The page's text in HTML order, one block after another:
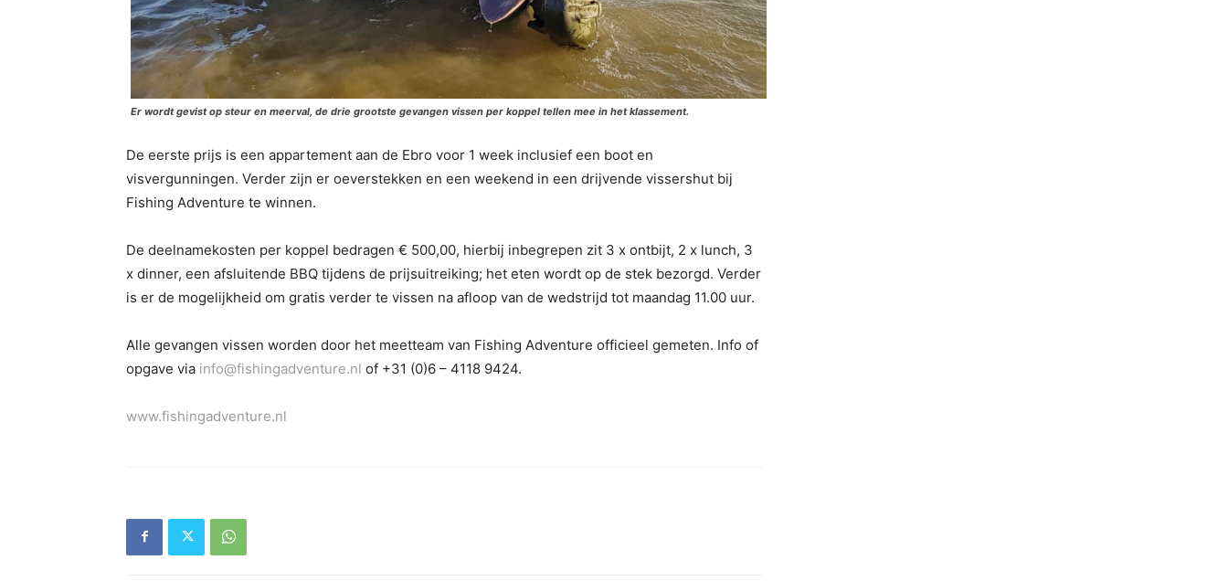
Er wordt gevist op steur en meerval, de drie grootste gevangen vissen per koppel tellen mee in het klassement.
De eerste prijs is een appartement aan de Ebro voor 1 week inclusief een boot en
visvergunningen. Verder zijn er oeverstekken en een weekend in een drijvende vissershut bij
Fishing Adventure te winnen.
De deelnamekosten per koppel bedragen € 500,00, hierbij inbegrepen zit 3 x ontbijt, 2 x lunch, 3
x dinner, een afsluitende BBQ tijdens de prijsuitreiking; het eten wordt op de stek bezorgd. Verder
is er de mogelijkheid om gratis verder te vissen na afloop van de wedstrijd tot maandag 11.00 uur.
Alle gevangen vissen worden door het meetteam van Fishing Adventure officieel gemeten. Info of
opgave via info@fishingadventure.nl of +31 (0)6 – 4118 9424.
www.fishingadventure.nl